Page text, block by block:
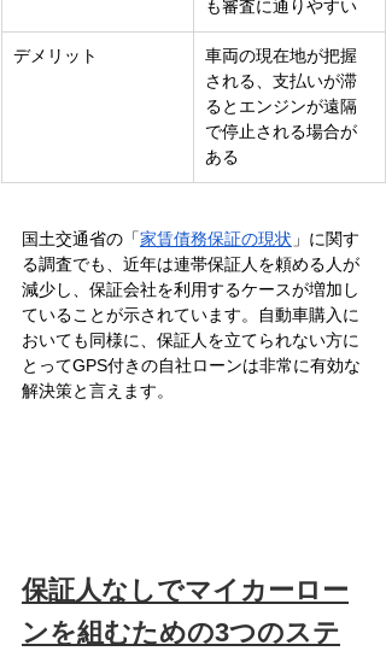
も審査に通りやすい
デメリット
車両の現在地が把握
される、支払いが滞
るとエンジンが遠隔
で停止される場合が
ある
国土交通省の「家賃債務保証の現状 」に関す
る調査でも、近年は連帯保証人を頼める人が
減少し、保証会社を利用するケースが増加し
ていることが示されています。自動車購入に
おいても同様に、保証人を立てられない方に
とってGPS付きの自社ローンは非常に有効な
解決策と言えます。
保証人なしでマイカーロー
ンを組むための3つのステ